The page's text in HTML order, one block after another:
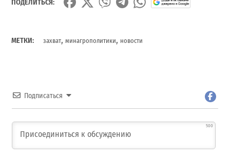
ПОДЕЛИТЬСЯ:
МЕТКИ: захват,минагрополитики, новости
Подписаться
500